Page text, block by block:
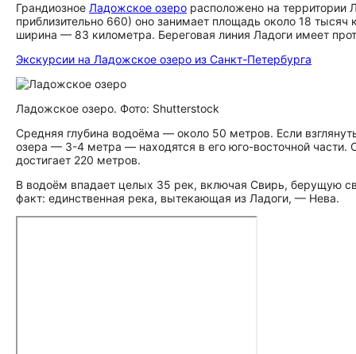
Грандиозное Ладожское озеро расположено на территории
приблизительно 660) оно занимает площадь около 18
ширина — 83 километра. Береговая линия Ладоги имеет
Экскурсии на Ладожское озеро из Санкт-Петербурга
Ладожское озеро. Фото: Shutterstock
Средняя глубина водоёма — около 50 метров. Если
озера — 3-4 метра — находятся в его юго-восточной части.
достигает 220 метров.
В водоём впадает целых 35 рек, включая Свирь, берущую
факт: единственная река, вытекающая из Ладоги, — Нева.